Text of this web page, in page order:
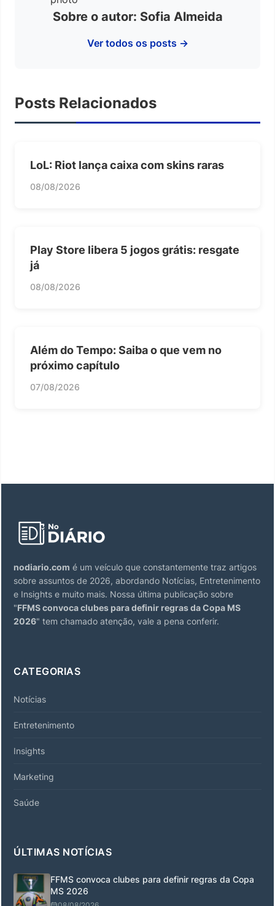
Sobre o autor: Sofia Almeida
Ver todos os posts →
Posts Relacionados
LoL: Riot lança caixa com skins raras
08/08/2026
Play Store libera 5 jogos grátis: resgate
já
08/08/2026
Além do Tempo: Saiba o que vem no
próximo capítulo
07/08/2026
nodiario.com é um veículo que constantemente traz artigos
sobre assuntos de 2026, abordando Notícias, Entretenimento
e Insights e muito mais. Nossa última publicação sobre
"FFMS convoca clubes para definir regras da Copa MS
2026" tem chamado atenção, vale a pena conferir.
CATEGORIAS
Notícias
Entretenimento
Insights
Marketing
Saúde
ÚLTIMAS NOTÍCIAS
FFMS convoca clubes para definir regras da Copa
MS 2026